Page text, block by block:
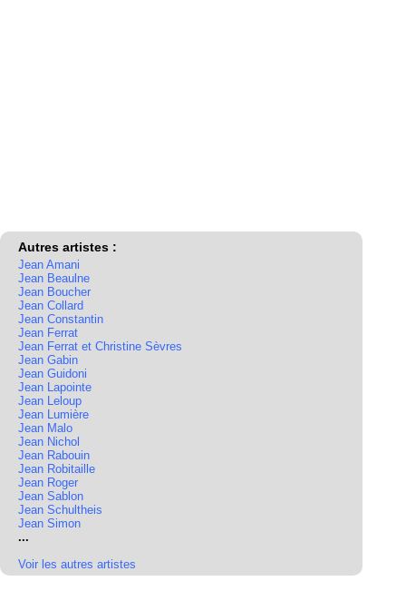
Autres artistes :
Jean Amani
Jean Beaulne
Jean Boucher
Jean Collard
Jean Constantin
Jean Ferrat
Jean Ferrat et Christine Sèvres
Jean Gabin
Jean Guidoni
Jean Lapointe
Jean Leloup
Jean Lumière
Jean Malo
Jean Nichol
Jean Rabouin
Jean Robitaille
Jean Roger
Jean Sablon
Jean Schultheis
Jean Simon
...
Voir les autres artistes